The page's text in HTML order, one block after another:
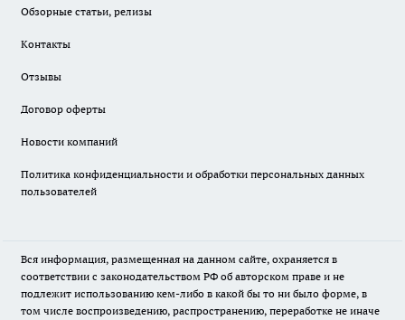
Обзорные статьи, релизы
Контакты
Отзывы
Договор оферты
Новости компаний
Политика конфиденциальности и обработки персональных данных
пользователей
Вся информация, размещенная на данном сайте, охраняется в
соответствии с законодательством РФ об авторском праве и не
подлежит использованию кем-либо в какой бы то ни было форме, в
том числе воспроизведению, распространению, переработке не иначе